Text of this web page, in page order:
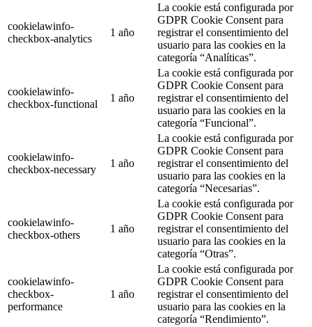
cookielawinfo-
checkbox-analytics
1 año
La cookie está configurada por
GDPR Cookie Consent para
registrar el consentimiento del
usuario para las cookies en la
categoría “Analíticas”.
cookielawinfo-
checkbox-functional
1 año
La cookie está configurada por
GDPR Cookie Consent para
registrar el consentimiento del
usuario para las cookies en la
categoría “Funcional”.
cookielawinfo-
checkbox-necessary
1 año
La cookie está configurada por
GDPR Cookie Consent para
registrar el consentimiento del
usuario para las cookies en la
categoría “Necesarias”.
cookielawinfo-
checkbox-others
1 año
La cookie está configurada por
GDPR Cookie Consent para
registrar el consentimiento del
usuario para las cookies en la
categoría “Otras”.
cookielawinfo-
checkbox-
performance
1 año
La cookie está configurada por
GDPR Cookie Consent para
registrar el consentimiento del
usuario para las cookies en la
categoría “Rendimiento”.